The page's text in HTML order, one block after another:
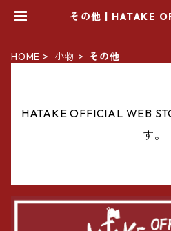
その他 | HATAKE
HOME 小物 その他
HATAKE OFFICIAL WEB
す。